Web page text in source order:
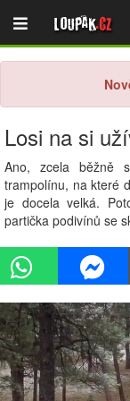
Loupak.cz
Losi na si
Ano, zcela běžně
trampolínu, na které
je docela velká.
partička podivínů se